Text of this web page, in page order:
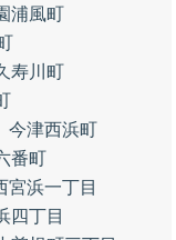
浦風町
寿川町
今津西浜町
番町
宮浜一丁目
四丁目